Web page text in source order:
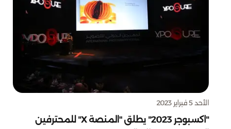
الأحد 5 فبراير 2023
"اكسبوجر 2023" يطلق "المنصة X" للمحترفين